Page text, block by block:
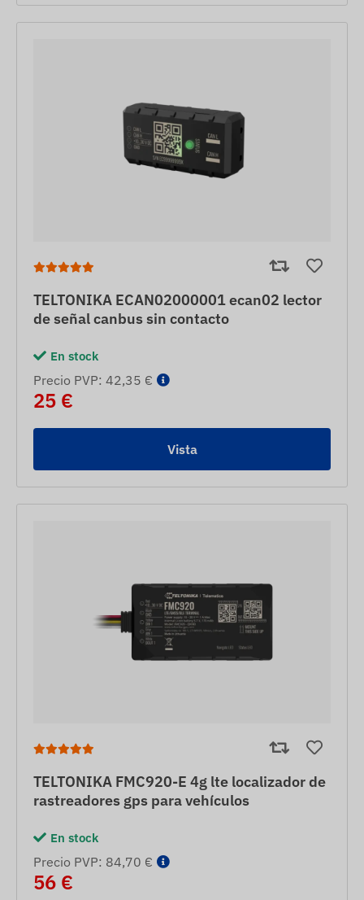
TELTONIKA ECAN02000001 ecan02 lector
de señal canbus sin contacto
En stock
Precio PVP: 42,35 €
25 €
Vista
TELTONIKA FMC920-E 4g lte localizador de
rastreadores gps para vehículos
En stock
Precio PVP: 84,70 €
56 €